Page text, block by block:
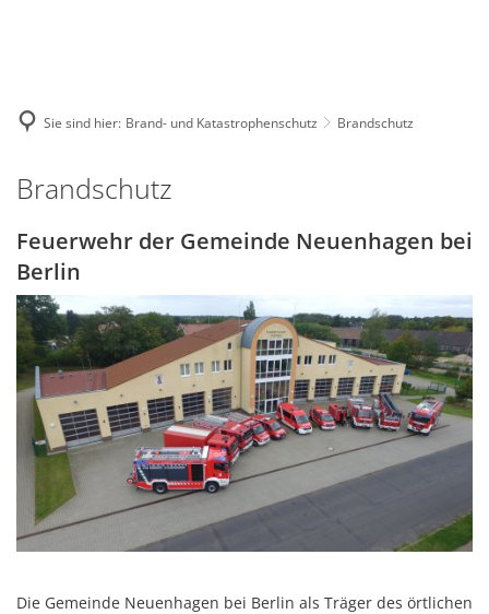
Sie sind hier: Brand- und Katastrophenschutz Brandschutz
Brandschutz
Brandschutz
Feuerwehr der Gemeinde Neuenhagen bei
Berlin
Die Gemeinde Neuenhagen bei Berlin als Träger des örtlichen